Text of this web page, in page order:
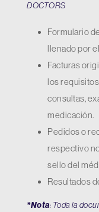
DOCTORS
Formulario
llenado por
Facturas
los
consultas,
medicación.
Pedidos o
respectivo
sello del
Resultados
*Nota: Toda la